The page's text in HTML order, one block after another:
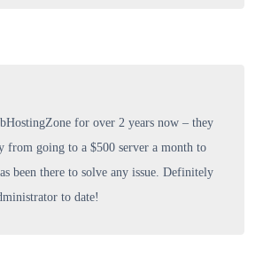
for over 2 years now – they
from going to a $500 server a month to
been there to solve any issue. Definitely
to date!